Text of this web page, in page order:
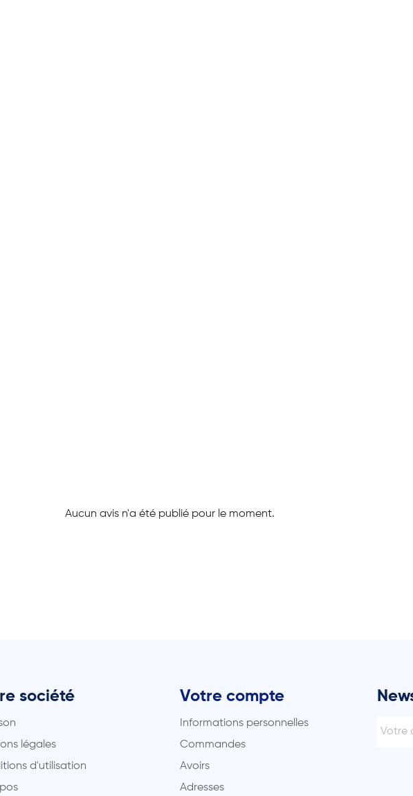
Aucun avis n'a été publié pour le moment.
société
légales
d'utilisation
Votre compte
Informations personnelles
Commandes
Avoirs
Adresses